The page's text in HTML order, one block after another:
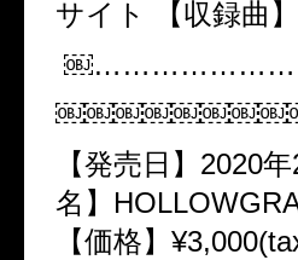
サイト 【収録曲
【発売日】​2020
名】​
【価格】​